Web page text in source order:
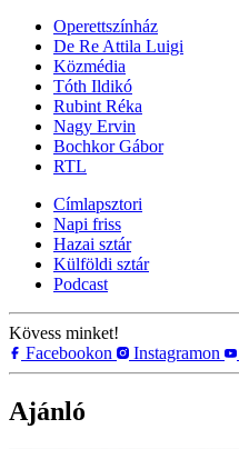
Operettszínház
De Re Attila Luigi
Közmédia
Tóth Ildikó
Rubint Réka
Nagy Ervin
Bochkor Gábor
RTL
Címlapsztori
Napi friss
Hazai sztár
Külföldi sztár
Podcast
Kövess minket!
Facebookon
Instagramon
Ajánló